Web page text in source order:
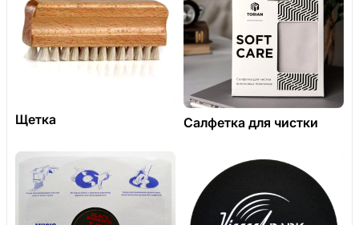
Щетка Салфетка для чистки